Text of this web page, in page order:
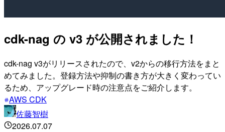
cdk-nag の v3 が公開されました！
cdk-nag v3がリリースされたので、v2からの移行方法をまと
めてみました。登録方法や抑制の書き方が大きく変わってい
るため、アップグレード時の注意点をご紹介します。
AWS CDK
佐藤智樹
2026.07.07